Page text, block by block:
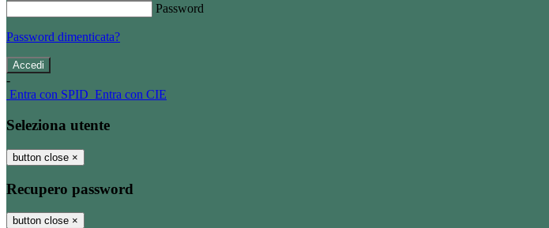
Password
Password dimenticata?
-
Entra con SPID Entra con CIE
Seleziona utente
button close ×
Recupero password
button close ×